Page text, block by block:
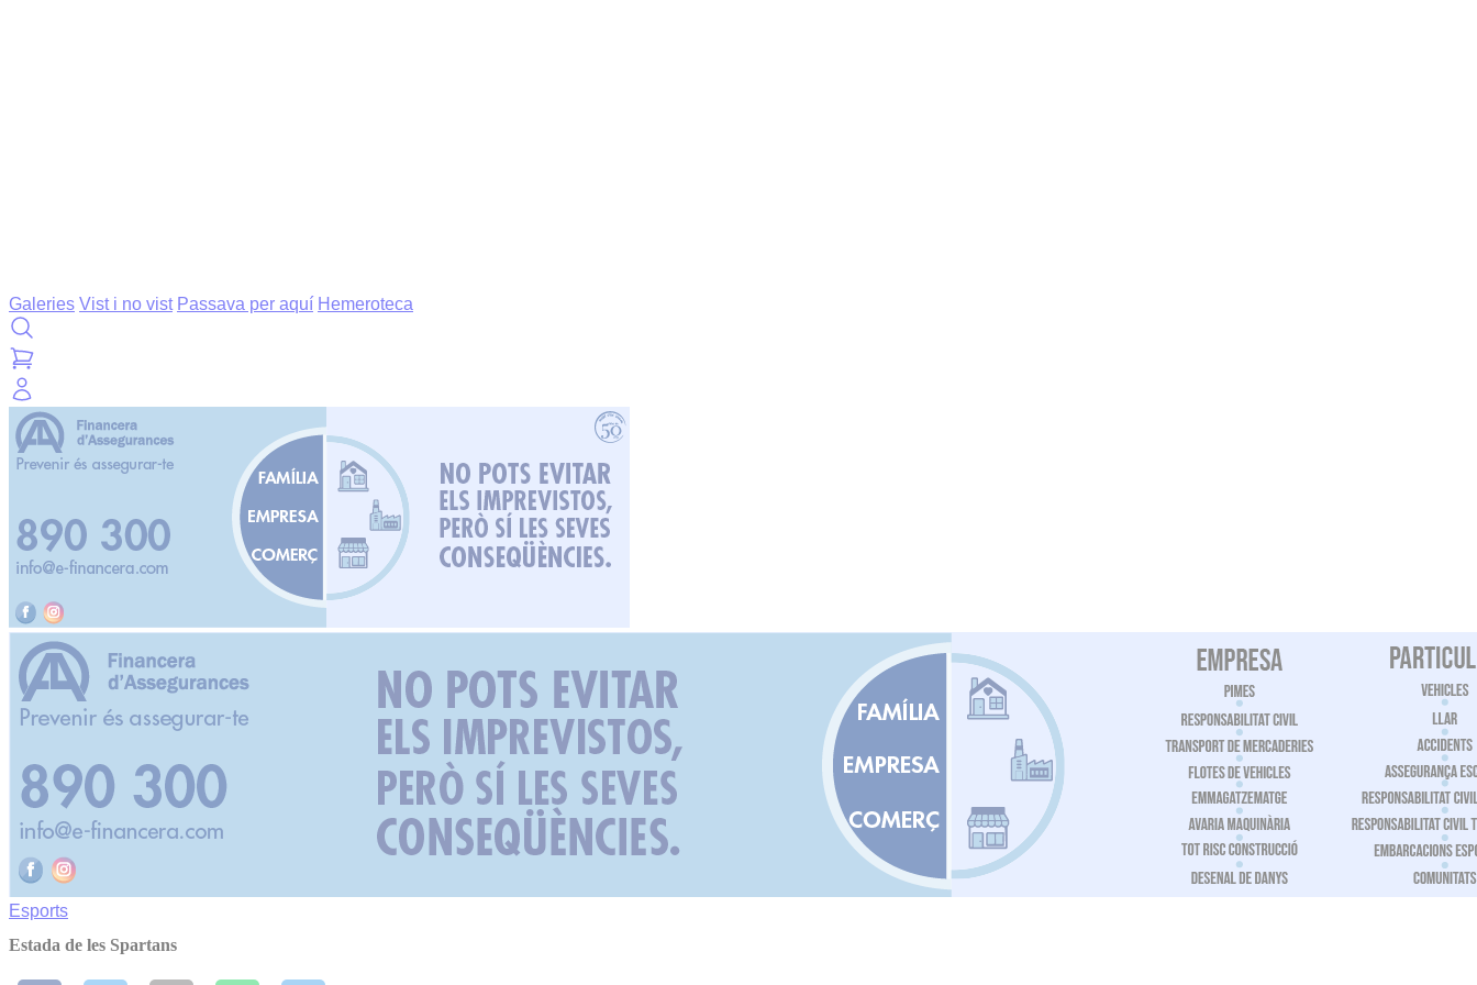
Galeries Vist i no vist Passava per aquí Hemeroteca
Esports
Estada de les Spartans